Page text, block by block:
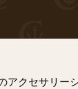
アクセサリー